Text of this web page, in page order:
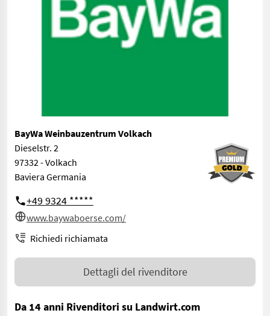
BayWa Weinbauzentrum Volkach
Dieselstr. 2
97332 - Volkach
Baviera Germania
+49 9324 *****
www.baywaboerse.com/
Richiedi richiamata
Dettagli del rivenditore
Da 14 anni Rivenditori su Landwirt.com